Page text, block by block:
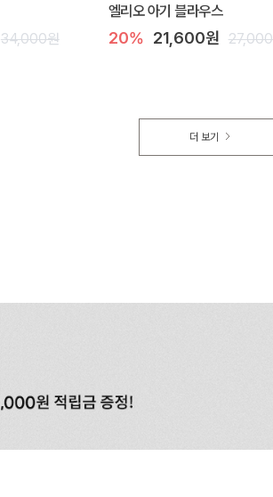
34,000원
엘리오 아기 블라우스
20% 21,600원
더 보기